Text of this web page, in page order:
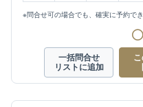
※問合せ可の場合でも、確実に予約で
一括問合せ
リストに追加